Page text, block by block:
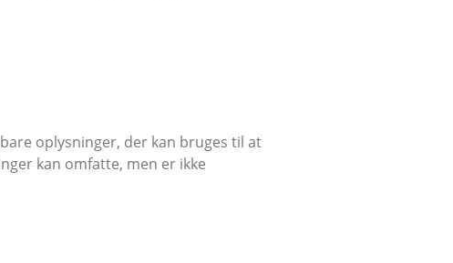
oplysninger, der kan bruges til at
kan omfatte, men er ikke